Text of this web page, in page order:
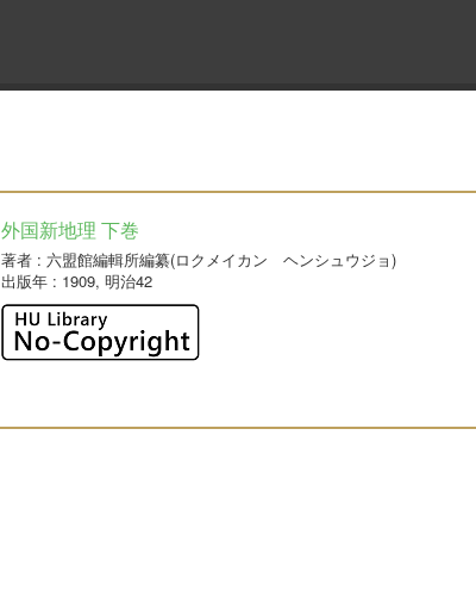
外国新地理 下巻
著者: 六盟館編輯所編纂(ロクメイカン ヘンシュウジョ)
出版年: 1909, 明治42